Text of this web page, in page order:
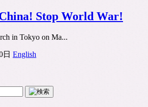
Stop World War!
in Tokyo on Ma...
日 English